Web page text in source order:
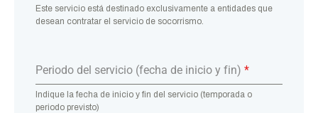
Este servicio está destinado exclusivamente a entidades que
desean contratar el servicio de socorrismo.
Periodo del servicio (fecha de inicio y fin) *
Indique la fecha de inicio y fin del servicio (temporada o
periodo previsto)